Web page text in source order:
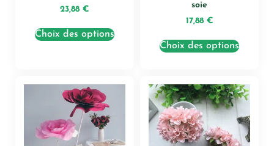
23,88 €
Choix des options
soie
17,88 €
Choix des options